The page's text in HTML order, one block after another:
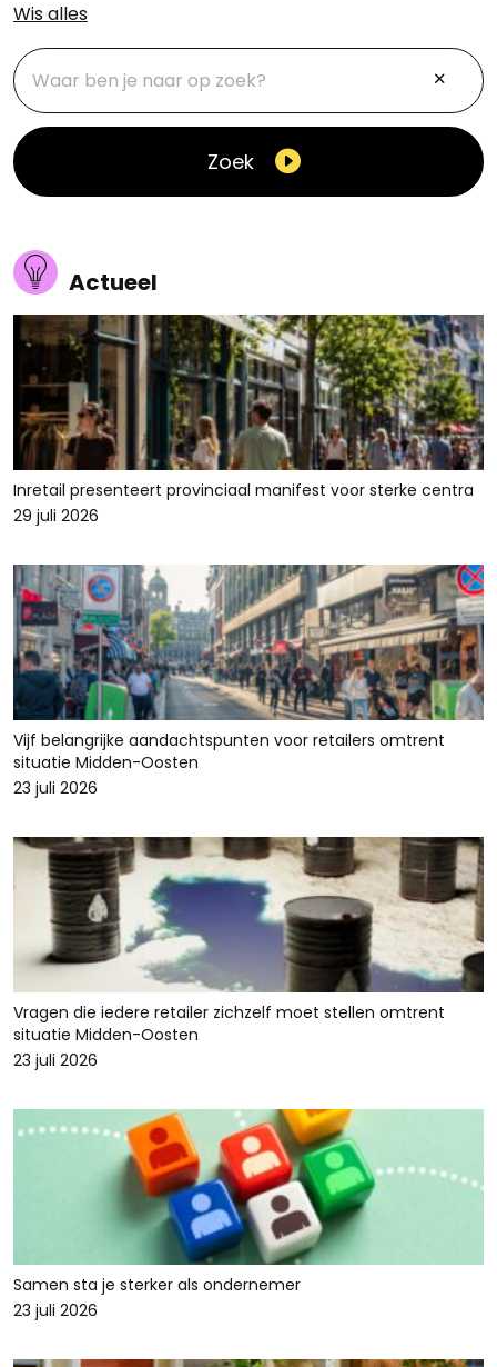
Wis alles
Zoek
Actueel
Inretail presenteert provinciaal manifest voor sterke centra
29 juli 2026
Vijf belangrijke aandachtspunten voor retailers omtrent
situatie Midden-Oosten
23 juli 2026
Vragen die iedere retailer zichzelf moet stellen omtrent
situatie Midden-Oosten
23 juli 2026
Samen sta je sterker als ondernemer
23 juli 2026